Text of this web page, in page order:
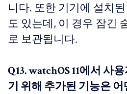
니다. 또한 기기에 설치
도 있는데, 이 경우 잠긴
로 보관됩니다.
Q13. watchOS 11에서 사
기 위해 추가된 기능은